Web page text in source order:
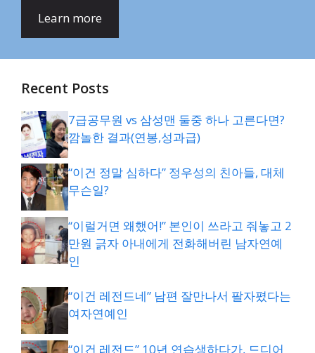
Learn more
Recent Posts
7급공무원 vs 삼성맨 둘중 하나 고른다면?
깜놀한 결과(연봉,성과급)
“이건 정말 심하다” 정우성의 친아들, 대체
무슨일?
“이럴거면 왜했어!” 본인이 쓰라고 줘놓고 2
만원 긁자 아내에게 전화해버린 남자연예
인
“이건 레전드네” 남편 잘만나서 팔자폈다는
여자연예인
“이건 레전드” 10년 연습생하다가, 드디어